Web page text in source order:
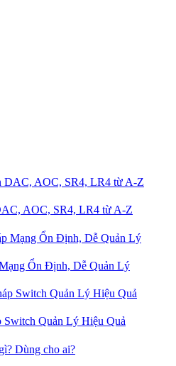
AOC, SR4, LR4 từ A-Z
Ổn Định, Dễ Quản Lý
Switch Quản Lý Hiệu Quả